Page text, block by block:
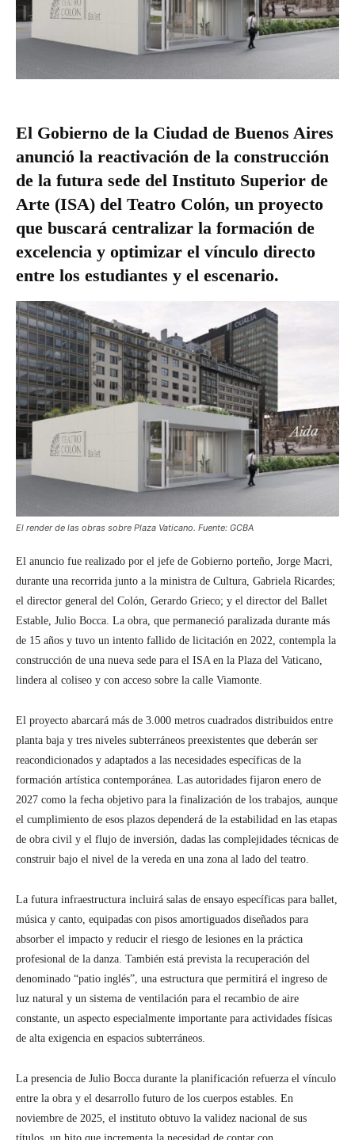
El Gobierno de la Ciudad de Buenos Aires
anunció la reactivación de la construcción
de la futura sede del Instituto Superior de
Arte (ISA) del Teatro Colón, un proyecto
que buscará centralizar la formación de
excelencia y optimizar el vínculo directo
entre los estudiantes y el escenario.
El render de las obras sobre Plaza Vaticano. Fuente: GCBA
El anuncio fue realizado por el jefe de Gobierno porteño, Jorge Macri,
durante una recorrida junto a la ministra de Cultura, Gabriela Ricardes;
el director general del Colón, Gerardo Grieco; y el director del Ballet
Estable, Julio Bocca. La obra, que permaneció paralizada durante más
de 15 años y tuvo un intento fallido de licitación en 2022, contempla la
construcción de una nueva sede para el ISA en la Plaza del Vaticano,
lindera al coliseo y con acceso sobre la calle Viamonte.
El proyecto abarcará más de 3.000 metros cuadrados distribuidos entre
planta baja y tres niveles subterráneos preexistentes que deberán ser
reacondicionados y adaptados a las necesidades específicas de la
formación artística contemporánea. Las autoridades fijaron enero de
2027 como la fecha objetivo para la finalización de los trabajos, aunque
el cumplimiento de esos plazos dependerá de la estabilidad en las etapas
de obra civil y el flujo de inversión, dadas las complejidades técnicas de
construir bajo el nivel de la vereda en una zona al lado del teatro.
La futura infraestructura incluirá salas de ensayo específicas para ballet,
música y canto, equipadas con pisos amortiguados diseñados para
absorber el impacto y reducir el riesgo de lesiones en la práctica
profesional de la danza. También está prevista la recuperación del
denominado “patio inglés”, una estructura que permitirá el ingreso de
luz natural y un sistema de ventilación para el recambio de aire
constante, un aspecto especialmente importante para actividades físicas
de alta exigencia en espacios subterráneos.
La presencia de Julio Bocca durante la planificación refuerza el vínculo
entre la obra y el desarrollo futuro de los cuerpos estables. En
noviembre de 2025, el instituto obtuvo la validez nacional de sus